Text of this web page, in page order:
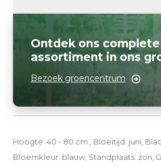
Ontdek ons complete
assortiment in ons
Bezoek groencentrum
Hoogte: 40 - 80 cm., Bloeitijd: juni,
Bloemkleur: blauw, Standplaats: zon,